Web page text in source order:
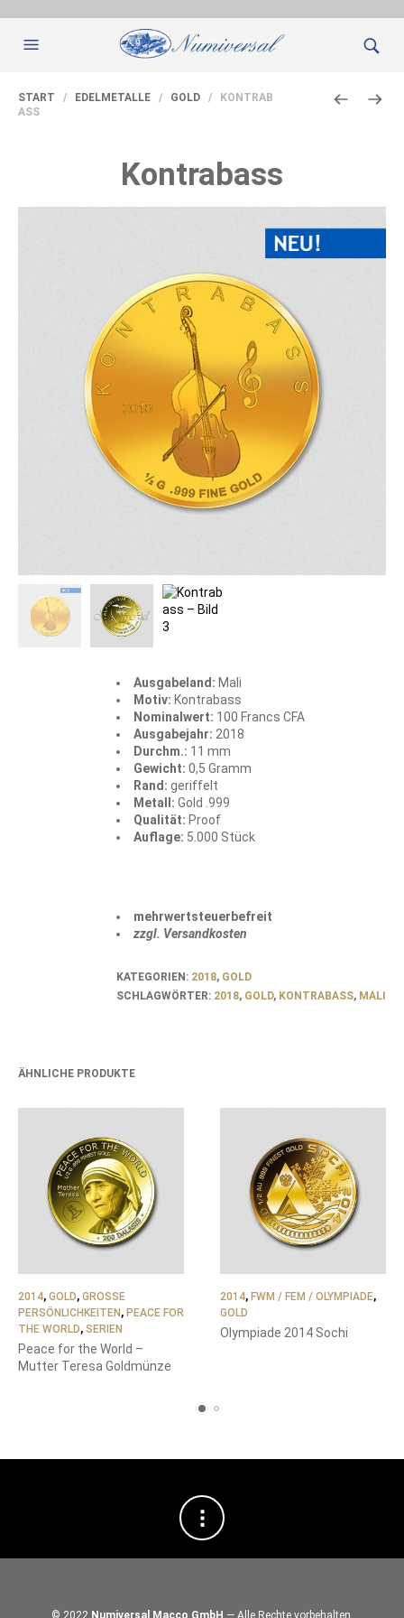
START / EDELMETALLE / GOLD / KONTRAB
ASS
Kontrabass
Ausgabeland: Mali
Motiv: Kontrabass
Nominalwert: 100 Francs CFA
Ausgabejahr: 2018
Durchm.: 11 mm
Gewicht: 0,5 Gramm
Rand: geriffelt
Metall: Gold .999
Qualität: Proof
Auflage: 5.000 Stück
mehrwertsteuerbefreit
zzgl. Versandkosten
KATEGORIEN: 2018, GOLD
SCHLAGWÖRTER: 2018, GOLD, KONTRABASS, MALI
ÄHNLICHE PRODUKTE
2014, GOLD, GROSSE P
ERSÖNLICHKEITEN
, PEACE FOR
THE WORLD, SERIEN
Peace for the World –
Mutter Teresa Goldmünze
2014, FWM / FEM / OLYMPIADE,
GOLD
Olympiade 2014 Sochi
© 2022 Numiversal Macco GmbH — Alle Rechte vorbehalten.